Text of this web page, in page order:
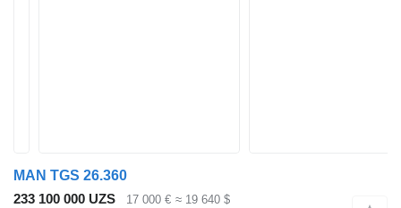
MAN TGS 26.360
233 100 000 UZS
17 000 € ≈ 19 640 $